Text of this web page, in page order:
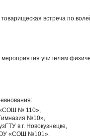
встреча по
учителям
№ 110»,
№10»,
в г. Новокузнецке,
«СОШ №101».